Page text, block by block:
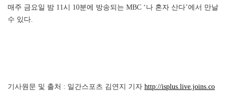
매주 금요일 밤 11시 10분에 방송되는 MBC ‘나 혼자 산다’에서 만날
수 있다.
기사원문 및 출처 : 일간스포츠 김연지 기자 http://isplus.live.joins.co